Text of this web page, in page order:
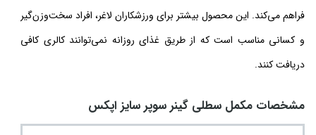
فراهم می‌کند. این محصول بیشتر برای ورزشکاران لاغر، افراد سخت‌وزن‌گیر
و کسانی مناسب است که از طریق غذای روزانه نمی‌توانند کالری کافی
دریافت کنند.
مشخصات مکمل سطلی گینر سوپر سایز اپکس